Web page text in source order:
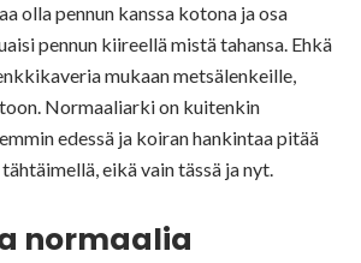
olla pennun kanssa kotona ja osa
pennun kiireellä mistä tahansa. Ehkä
mukaan metsälenkeille,
Normaaliarki on kuitenkin
edessä ja koiran hankintaa pitää
eikä vain tässä ja nyt.
normaalia